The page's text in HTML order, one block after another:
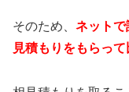
そのため、 ネットで
見積もりをもらっ